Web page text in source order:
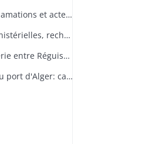
Tirs à la cible: recherche de terrains, réclamations et actes d'hostilité des riverains
Champs de manoeuvres: instructions ministérielles, recherche de terrains adéquats
Projets d'installation d'un camp d'infanterie entre Réguisheim et Ensisheim ou sur I'Ochsenfeld (territoire de Cernay), renseignements sur les ressources (en fours, manufactures, chevaux, voitures, récoltes, voies de communication . . .) qu'offrent les communes riveraines de l'Ochsenfeld
Adjudication des travaux hydrauliques du port d'Alger: cahier des charges